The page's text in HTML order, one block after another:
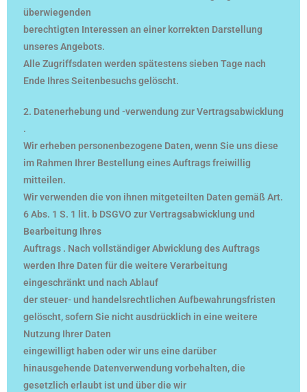
überwiegenden
berechtigten Interessen an einer korrekten Darstellung
unseres Angebots.
Alle Zugriffsdaten werden spätestens sieben Tage nach
Ende Ihres Seitenbesuchs gelöscht.
2. Datenerhebung und -verwendung zur Vertragsabwicklung
.
Wir erheben personenbezogene Daten, wenn Sie uns diese
im Rahmen Ihrer Bestellung eines Auftrags freiwillig
mitteilen.
Wir verwenden die von ihnen mitgeteilten Daten gemäß Art.
6 Abs. 1 S. 1 lit. b DSGVO zur Vertragsabwicklung und
Bearbeitung Ihres
Auftrags . Nach vollständiger Abwicklung des Auftrags
werden Ihre Daten für die weitere Verarbeitung
eingeschränkt und nach Ablauf
der steuer- und handelsrechtlichen Aufbewahrungsfristen
gelöscht, sofern Sie nicht ausdrücklich in eine weitere
Nutzung Ihrer Daten
eingewilligt haben oder wir uns eine darüber
hinausgehende Datenverwendung vorbehalten, die
gesetzlich erlaubt ist und über die wir